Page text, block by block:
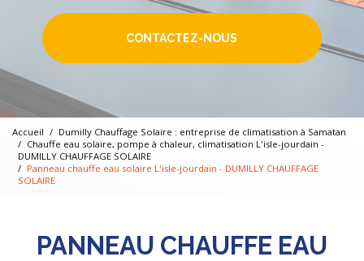
CONTACTEZ-NOUS
Accueil
Dumilly Chauffage Solaire : entreprise de climatisation à Samatan
Chauffe eau solaire, pompe à chaleur, climatisation L'isle-jourdain -
DUMILLY CHAUFFAGE SOLAIRE
Panneau chauffe eau solaire L'isle-jourdain - DUMILLY CHAUFFAGE
SOLAIRE
PANNEAU CHAUFFE EAU